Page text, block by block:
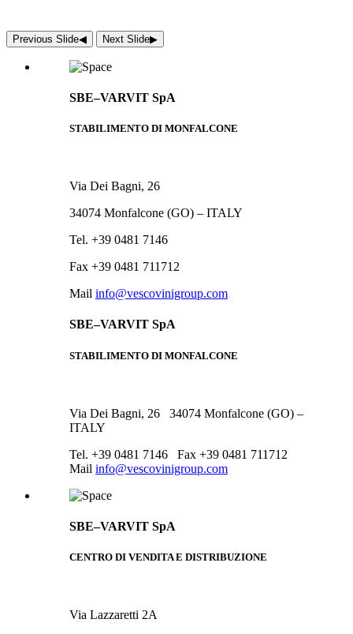
Previous Slide◀︎ Next Slide▶︎
SBE–VARVIT SpA
STABILIMENTO DI MONFALCONE
Via Dei Bagni, 26
34074 Monfalcone (GO) – ITALY
Tel. +39 0481 7146
Fax +39 0481 711712
Mail info@vescovinigroup.com
SBE–VARVIT SpA
STABILIMENTO DI MONFALCONE
Via Dei Bagni, 26 34074 Monfalcone (GO) –
ITALY
Tel. +39 0481 7146 Fax +39 0481 711712
Mail info@vescovinigroup.com
SBE–VARVIT SpA
CENTRO DI VENDITA E DISTRIBUZIONE
Via Lazzaretti 2A